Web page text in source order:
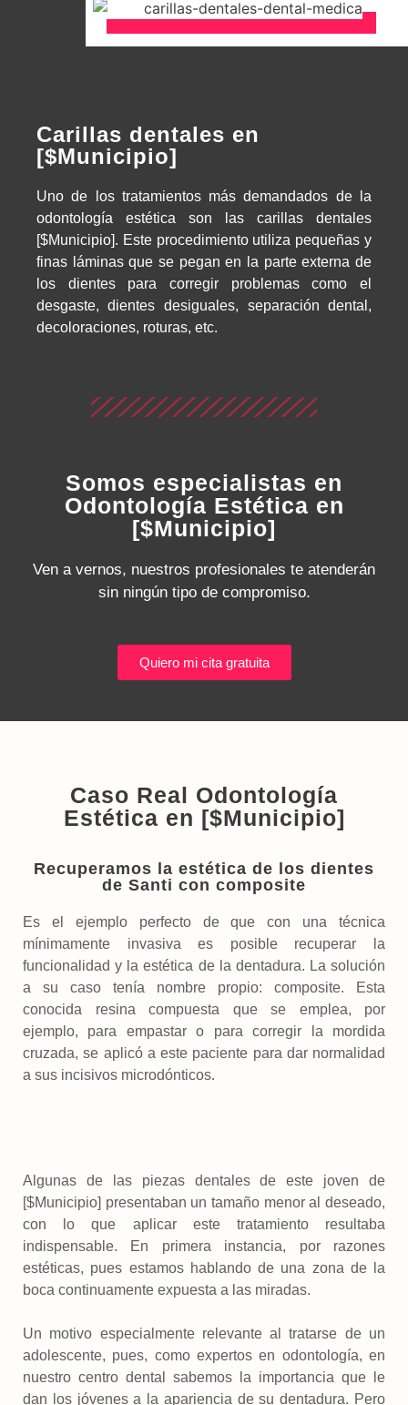
Carillas dentales en
[$Municipio]
Uno de los tratamientos más demandados de la
odontología estética son las carillas dentales
[$Municipio]. Este procedimiento utiliza pequeñas y
finas láminas que se pegan en la parte externa de
los dientes para corregir problemas como el
desgaste, dientes desiguales, separación dental,
decoloraciones, roturas, etc.
Somos especialistas en
Odontología Estética en
[$Municipio]
Ven a vernos, nuestros profesionales te atenderán
sin ningún tipo de compromiso.
Quiero mi cita gratuita
Caso Real Odontología
Estética en [$Municipio]
Recuperamos la estética de los dientes
de Santi con composite
Es el ejemplo perfecto de que con una técnica
mínimamente invasiva es posible recuperar la
funcionalidad y la estética de la dentadura. La solución
a su caso tenía nombre propio: composite. Esta
conocida resina compuesta que se emplea, por
ejemplo, para empastar o para corregir la mordida
cruzada, se aplicó a este paciente para dar normalidad
a sus incisivos microdónticos.
Algunas de las piezas dentales de este joven de
[$Municipio] presentaban un tamaño menor al deseado,
con lo que aplicar este tratamiento resultaba
indispensable. En primera instancia, por razones
estéticas, pues estamos hablando de una zona de la
boca continuamente expuesta a las miradas.
Un motivo especialmente relevante al tratarse de un
adolescente, pues, como expertos en odontología, en
nuestro centro dental sabemos la importancia que le
dan los jóvenes a la apariencia de su dentadura. Pero